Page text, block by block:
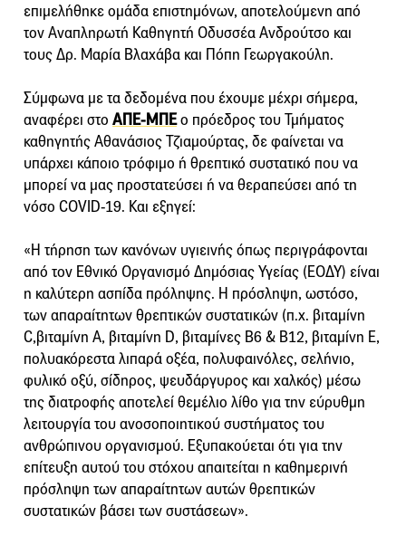
επιμελήθηκε ομάδα επιστημόνων, αποτελούμενη από
τον Αναπληρωτή Καθηγητή Οδυσσέα Ανδρούτσο και
τους Δρ. Μαρία Βλαχάβα και Πόπη Γεωργακούλη.
Σύμφωνα με τα δεδομένα που έχουμε μέχρι σήμερα,
αναφέρει στο ΑΠΕ-ΜΠΕο πρόεδρος του Τμήματος
καθηγητής Αθανάσιος Τζιαμούρτας, δε φαίνεται να
υπάρχει κάποιο τρόφιμο ή θρεπτικό συστατικό που να
μπορεί να μας προστατεύσει ή να θεραπεύσει από τη
νόσο COVID-19. Και εξηγεί:
«Η τήρηση των κανόνων υγιεινής όπως περιγράφονται
από τον Εθνικό Οργανισμό Δημόσιας Υγείας (ΕΟΔΥ) είναι
η καλύτερη ασπίδα πρόληψης. Η πρόσληψη, ωστόσο,
των απαραίτητων θρεπτικών συστατικών (π.χ. βιταμίνη
C,βιταμίνη Α, βιταμίνη D, βιταμίνες Β6 & Β12, βιταμίνη Ε,
πολυακόρεστα λιπαρά οξέα, πολυφαινόλες, σελήνιο,
φυλικό οξύ, σίδηρος, ψευδάργυρος και χαλκός) μέσω
της διατροφής αποτελεί θεμέλιο λίθο για την εύρυθμη
λειτουργία του ανοσοποιητικού συστήματος του
ανθρώπινου οργανισμού. Εξυπακούεται ότι για την
επίτευξη αυτού του στόχου απαιτείται η καθημερινή
πρόσληψη των απαραίτητων αυτών θρεπτικών
συστατικών βάσει των συστάσεων».